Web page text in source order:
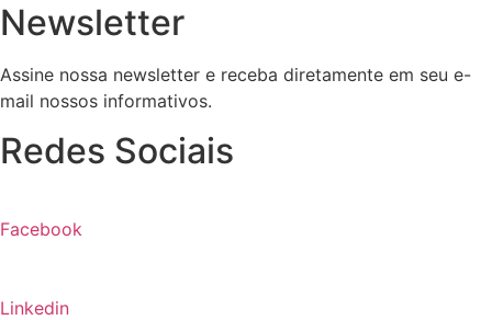
Newsletter
Assine nossa newsletter e receba diretamente em seu e-
mail nossos informativos.
Redes Sociais
Facebook
Linkedin